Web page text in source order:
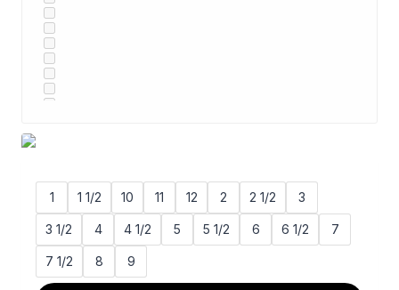
1 1 1/2 10 11 12 2 2 1/2 3
3 1/2 4 4 1/2 5 5 1/2 6 6 1/2 7
7 1/2 8 9